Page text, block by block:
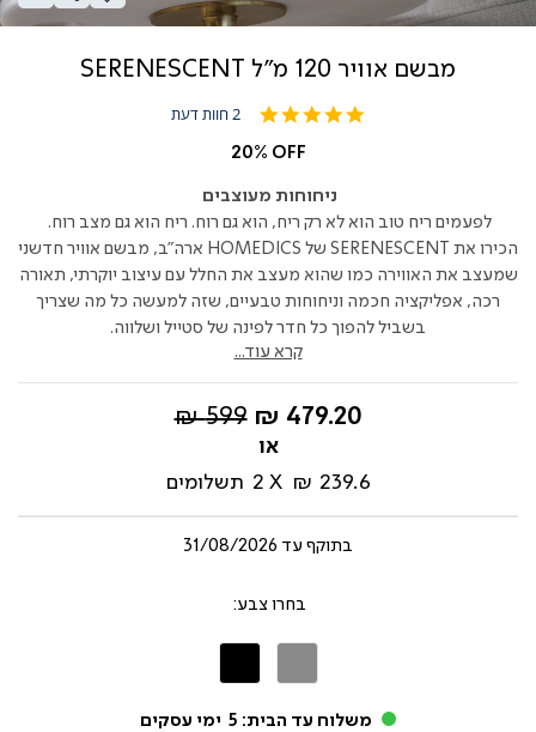
מבשם אוויר 120 מ"ל SERENESCENT
5.0
rating
2 חוות דעת
20% OFF
ניחוחות מעוצבים
לפעמים ריח טוב הוא לא רק ריח, הוא גם רוח. ריח הוא גם מצב רוח.
הכירו את SERENESCENT של HOMEDICS ארה"ב, מבשם אוויר חדשני
שמעצב את האווירה כמו שהוא מעצב את החלל עם עיצוב יוקרתי, תאורה
רכה, אפליקציה חכמה וניחוחות טבעיים, שזה למעשה כל מה שצריך
בשביל להפוך כל חדר לפינה של סטייל ושלווה.
קרא עוד...
החל
479.20 ₪
מחיר
599 ₪
239.6 ₪
2 תשלומים
בתוקף עד 31/08/2026
צבע
משלוח עד הבית: 5 ימי עסקים